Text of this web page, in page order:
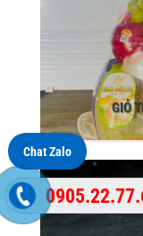
GIỎ
Chat Zalo